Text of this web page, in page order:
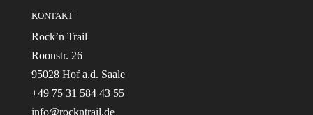
KONTAKT
Rock’n Trail
Roonstr. 26
95028 Hof a.d. Saale
+49 75 31 584 43 55
info@rockntrail.de